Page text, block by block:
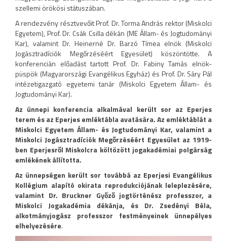
szellemi örökösi státuszában.
A rendezvény résztvevőit Prof. Dr. Torma András rektor (Miskolci
Egyetem), Prof. Dr. Csák Csilla dékán (ME Állam- és Jogtudományi
Kar), valamint Dr. Heinerné Dr. Barzó Tímea elnök (Miskolci
Jogásztradíciók Megőrzéséért Egyesület) köszöntötte. A
konferencián előadást tartott Prof. Dr. Fabiny Tamás elnök-
püspök (Magyarországi Evangélikus Egyház) és Prof. Dr. Sáry Pál
intézetigazgató egyetemi tanár (Miskolci Egyetem Állam- és
Jogtudományi Kar).
Az ünnepi konferencia alkalmával került sor az Eperjes
terem és az Eperjes emléktábla avatására. Az emléktáblát a
Miskolci Egyetem Állam- és Jogtudományi Kar, valamint a
Miskolci Jogásztradíciók Megőrzéséért Egyesület az 1919-
ben Eperjesről Miskolcra költözött jogakadémiai polgárság
emlékének állította.
Az ünnepségen került sor továbbá az Eperjesi Evangélikus
Kollégium alapító okirata reprodukciójának leleplezésére,
valamint Dr. Bruckner Győző jogtörténész professzor, a
Miskolci Jogakadémia dékánja, és Dr. Zsedényi Béla,
alkotmányjogász professzor festményeinek ünnepélyes
elhelyezésére.